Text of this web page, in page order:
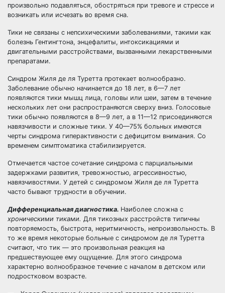
произвольно подавляться, обостряться при тревоге и стрессе и
возникать или исчезать во время сна.
Тики не связаны с непсихическими заболеваниями, такими как
болезнь Гентингтона, энцефалиты, интоксикациями и
двигательными расстройствами, вызванными лекарственными
препаратами.
Синдром Жиля де ля Туретта протекает волнообразно.
Заболевание обычно начинается до 18 лет, в 6—7 лет
появляются тики мышц лица, головы или шеи, затем в течение
нескольких лет они распространяются сверху вниз. Голосовые
тики обычно появляются в 8—9 лет, а в 11—12 присоединяются
навязчивости и сложные тики. У 40—75% больных имеются
черты синдрома гиперактивности с дефицитом внимания. Со
временем симптоматика стабилизируется.
Отмечается частое сочетание синдрома с парциальными
задержками развития, тревожностью, агрессивностью,
навязчивостями. У детей с синдромом Жиля де ля Туретта
часто бывают трудности в обучении.
Дифференциальная диагностика. Наиболее сложна с
хроническими тиками. Для тикозных расстройств типичны
повторяемость, быстрота, неритмичность, непроизвольность. В
то же время некоторые больные с синдромом де ля Туретта
считают, что тик — это произвольная реакция на
предшествующее ему ощущение. Для этого синдрома
характерно волнообразное течение с началом в детском или
подростковом возрасте.